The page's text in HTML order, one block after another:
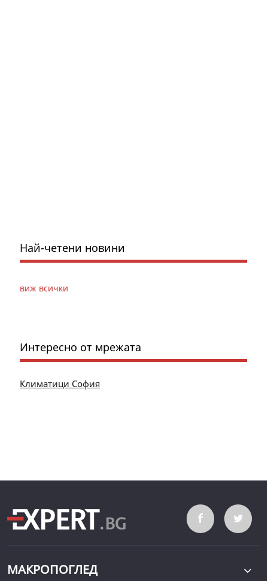
Най-четени новини
виж всички
Интересно от мрежата
Климатици София
МАКРОПОГЛЕД